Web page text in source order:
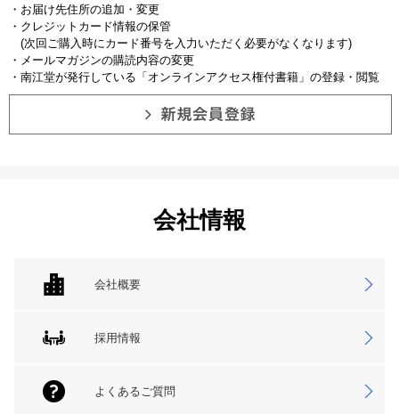
・お届け先住所の追加・変更
・クレジットカード情報の保管
(次回ご購入時にカード番号を入力いただく必要がなくなります)
・メールマガジンの購読内容の変更
・南江堂が発行している「オンラインアクセス権付書籍」の登録・閲覧
会社情報
会社概要
採用情報
よくあるご質問